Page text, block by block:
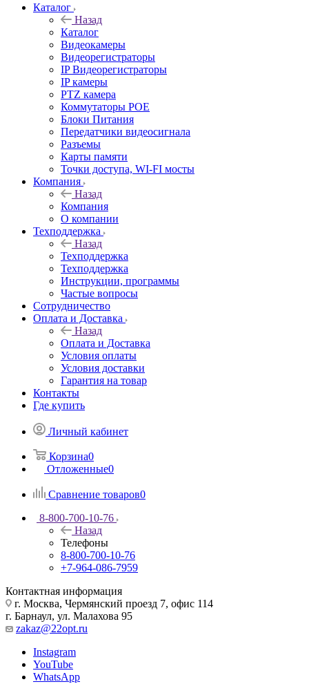
Каталог
Назад
Каталог
Видеокамеры
Видеорегистраторы
IP Видеорегистраторы
IP камеры
PTZ камера
Коммутаторы POE
Блоки Питания
Передатчики видеосигнала
Разъемы
Карты памяти
Точки доступа, WI-FI мосты
Компания
Назад
Компания
О компании
Техподдержка
Назад
Техподдержка
Техподдержка
Инструкции, программы
Частые вопросы
Сотрудничество
Оплата и Доставка
Назад
Оплата и Доставка
Условия оплаты
Условия доставки
Гарантия на товар
Контакты
Где купить
Личный кабинет
Корзина0
Отложенные0
Сравнение товаров0
8-800-700-10-76
Назад
Телефоны
8-800-700-10-76
+7-964-086-7959
Контактная информация
г. Москва, Чермянский проезд 7, офис 114
г. Барнаул, ул. Малахова 95
zakaz@22opt.ru
Instagram
YouTube
WhatsApp